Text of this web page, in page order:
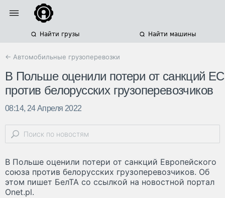
Найти грузы Найти машины
← Автомобильные грузоперевозки
В Польше оценили потери от санкций ЕС
против белорусских грузоперевозчиков
08:14, 24 Апреля 2022
В Польше оценили потери от санкций Европейского
союза против белорусских грузоперевозчиков. Об
этом пишет БелТА со ссылкой на новостной портал
Onet.pl.